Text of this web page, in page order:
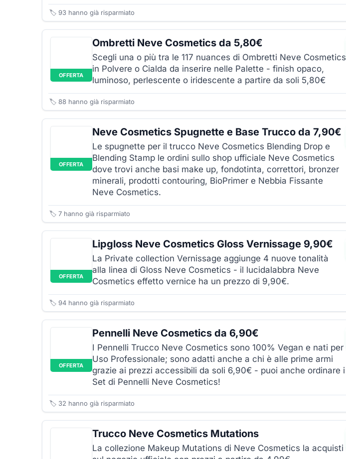
🏷️ 93 hanno già risparmiato
OFFERTA
Ombretti Neve Cosmetics da 5,80€
Scegli una o più tra le 117 nuances di Ombretti Neve Cosmetics
in Polvere o Cialda da inserire nelle Palette - finish opaco,
luminoso, perlescente o iridescente a partire da soli 5,80€
🏷️ 88 hanno già risparmiato
OFFERTA
Neve Cosmetics Spugnette e Base Trucco da 7,90€
Le spugnette per il trucco Neve Cosmetics Blending Drop e
Blending Stamp le ordini sullo shop ufficiale Neve Cosmetics
dove trovi anche basi make up, fondotinta, correttori, bronzer
minerali, prodotti contouring, BioPrimer e Nebbia Fissante
Neve Cosmetics.
🏷️ 7 hanno già risparmiato
OFFERTA
Lipgloss Neve Cosmetics Gloss Vernissage 9,90€
La Private collection Vernissage aggiunge 4 nuove tonalità
alla linea di Gloss Neve Cosmetics - il lucidalabbra Neve
Cosmetics effetto vernice ha un prezzo di 9,90€.
🏷️ 94 hanno già risparmiato
OFFERTA
Pennelli Neve Cosmetics da 6,90€
I Pennelli Trucco Neve Cosmetics sono 100% Vegan e nati per
Uso Professionale; sono adatti anche a chi è alle prime armi
grazie ai prezzi accessibili da soli 6,90€ - puoi anche ordinare i
Set di Pennelli Neve Cosmetics!
🏷️ 32 hanno già risparmiato
Trucco Neve Cosmetics Mutations
La collezione Makeup Mutations di Neve Cosmetics la acquisti